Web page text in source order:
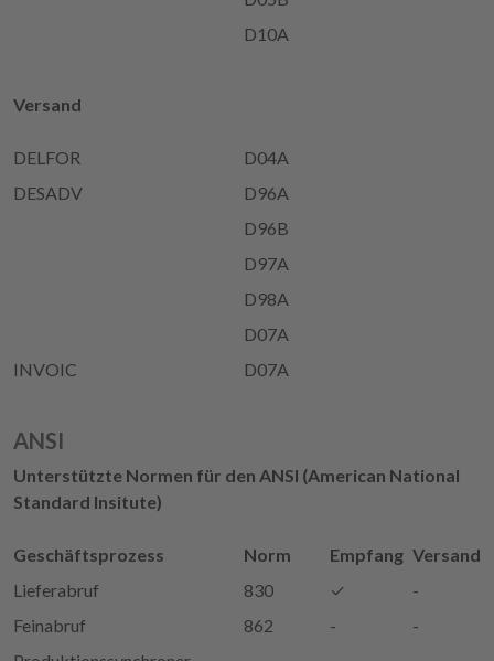
D10A
Versand
DELFOR
D04A
DESADV
D96A
D96B
D97A
D98A
D07A
INVOIC
D07A
ANSI
Unterstützte Normen für den ANSI (American National
Standard Insitute)
Geschäftsprozess Norm Empfang Versand
Lieferabruf
830 ✓
-
Feinabruf
862 -
-